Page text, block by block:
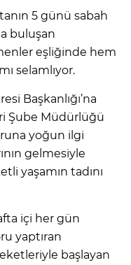
5 günü sabah
buluşan
eşliğinde hem
selamlıyor.
Başkanlığı’na
Şube Müdürlüğü
yoğun ilgi
gelmesiyle
yaşamın tadını
içi her gün
yaptıran
başlayan